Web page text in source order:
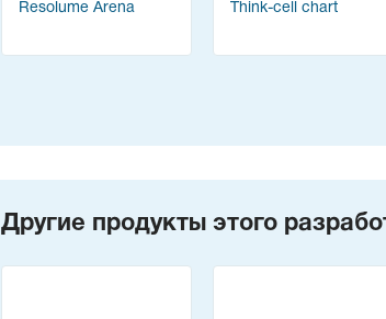
Resolume Arena Think-cell chart
Другие продукты этого